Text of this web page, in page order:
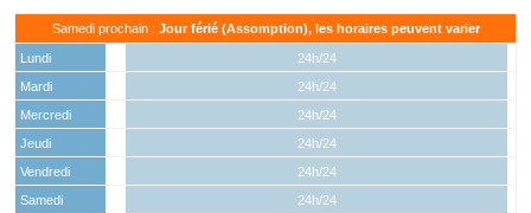
Samedi prochain : Jour férié (Assomption), les horaires peuvent varier
Lundi
24h/24
Mardi
24h/24
Mercredi
24h/24
Jeudi
24h/24
Vendredi
24h/24
Samedi
24h/24